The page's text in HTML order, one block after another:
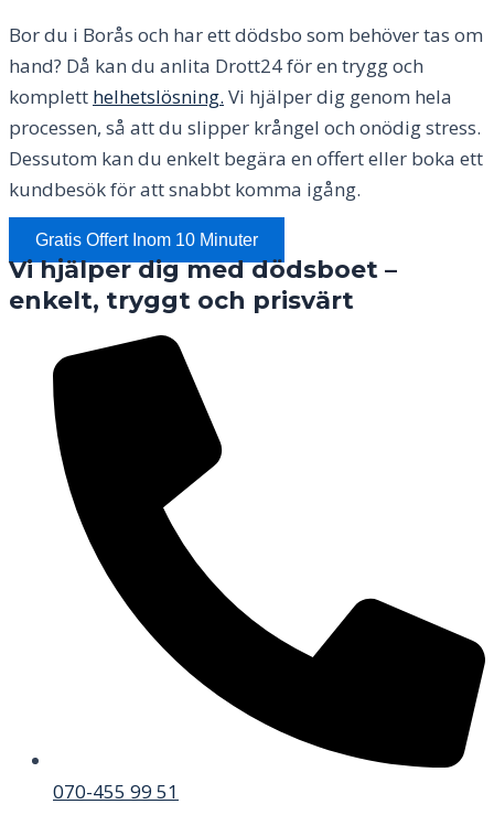
Bor du i Borås och har ett dödsbo som behöver tas om
hand? Då kan du anlita Drott24 för en trygg och
komplett helhetslösning. Vi hjälper dig genom hela
processen, så att du slipper krångel och onödig stress.
Dessutom kan du enkelt begära en offert eller boka ett
kundbesök för att snabbt komma igång.
Gratis Offert Inom 10 Minuter
Vi hjälper dig med dödsboet –
enkelt, tryggt och prisvärt
070-455 99 51